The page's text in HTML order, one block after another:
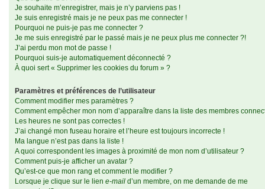
Je souhaite m’enregistrer, mais je n’y parviens pas !
Je suis enregistré mais je ne peux pas me connecter !
Pourquoi ne puis-je pas me connecter ?
Je me suis enregistré par le passé mais je ne peux plus me connecter ?!
J’ai perdu mon mot de passe !
Pourquoi suis-je automatiquement déconnecté ?
À quoi sert « Supprimer les cookies du forum » ?
Paramètres et préférences de l’utilisateur
Comment modifier mes paramètres ?
Comment empêcher mon nom d’apparaître dans la liste des membres
Les heures ne sont pas correctes !
J’ai changé mon fuseau horaire et l’heure est toujours incorrecte !
Ma langue n’est pas dans la liste !
A quoi correspondent les images à proximité de mon nom d’utilisateur ?
Comment puis-je afficher un avatar ?
Qu’est-ce que mon rang et comment le modifier ?
Lorsque je clique sur le lien e-mail d’un membre, on me demande de me